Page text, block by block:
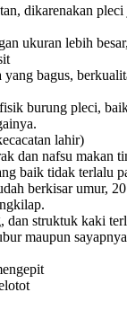
dikarenakan
ukuran lebih
bagus,
burung pleci,
lahir)
dan nafsu makan
baik tidak terlalu
berkisar umur,
struktuk kaki
maupun sayapnya